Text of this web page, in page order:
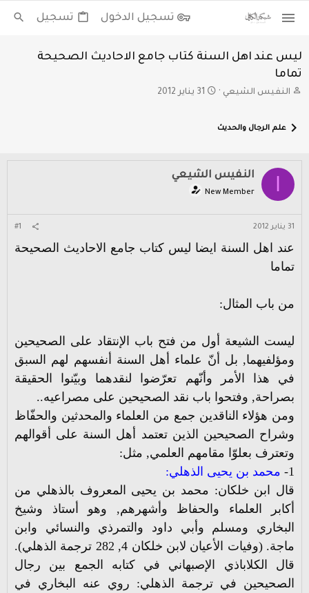
تسجيل الدخول تسجيل
ليس عند اهل السنة كتاب جامع الاحاديث الصحيحة
تماما
ب
ئ
م
ض
ع
النفيس الشيعي
ت
ل
د
31 يناير 2012
علم الرجال والحديث
النفيس الشيعي
New Member
31 يناير 2012 #1
عند اهل السنة ايضا ليس كتاب جامع الاحاديث الصحيحة
تماما
من باب المثال:
ليست الشيعة أول من فتح باب الإنتقاد على الصحيحين
ومؤلفيهما, بل أنّ علماء أهل السنة أنفسهم لهم السبق
في هذا الأمر وأنّهم تعرّضوا لنقدهما وبيّنوا الحقيقة
بصراحة, وفتحوا باب نقد الصحيحين على مصراعيه..
ومن هؤلاء الناقدين جمع من العلماء والمحدثين والحفّاظ
وشراح الصحيحين الذين تعتمد أهل السنة على أقوالهم
وتعترف بعلوّا مقامهم العلمي, مثل:
1-
محمد بن يحيى الذهلي:
قال ابن خلكان: محمد بن يحيى المعروف بالذهلي من
أكابر العلماء والحفاظ وأشهرهم, وهو أستاذ وشيخ
البخاري ومسلم وأبي داود والتمرذي والنسائي وابن
ماجة. (وفيات الأعيان لابن خلكان 4, 282 ترجمة الذهلي).
قال الكلاباذي الإصبهاني في كتابه الجمع بين رجال
الصحيحين في ترجمة الذهلي: روي عنه البخاري في